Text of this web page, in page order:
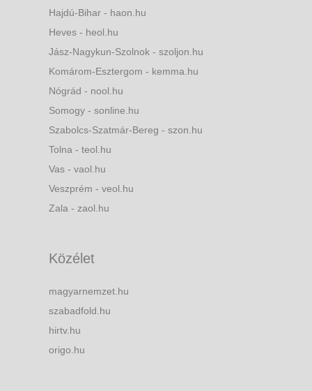
Hajdú-Bihar - haon.hu
Heves - heol.hu
Jász-Nagykun-Szolnok - szoljon.hu
Komárom-Esztergom - kemma.hu
Nógrád - nool.hu
Somogy - sonline.hu
Szabolcs-Szatmár-Bereg - szon.hu
Tolna - teol.hu
Vas - vaol.hu
Veszprém - veol.hu
Zala - zaol.hu
Közélet
magyarnemzet.hu
szabadfold.hu
hirtv.hu
origo.hu